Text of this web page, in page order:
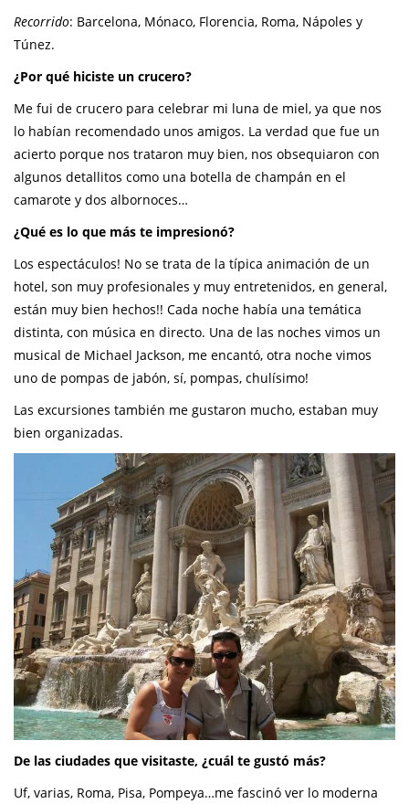
Recorrido: Barcelona, Mónaco, Florencia, Roma, Nápoles y
Túnez.
¿Por qué hiciste un crucero?
Me fui de crucero para celebrar mi luna de miel, ya que nos
lo habían recomendado unos amigos. La verdad que fue un
acierto porque nos trataron muy bien, nos obsequiaron con
algunos detallitos como una botella de champán en el
camarote y dos albornoces…
¿Qué es lo que más te impresionó?
Los espectáculos! No se trata de la típica animación de un
hotel, son muy profesionales y muy entretenidos, en general,
están muy bien hechos!! Cada noche había una temática
distinta, con música en directo. Una de las noches vimos un
musical de Michael Jackson, me encantó, otra noche vimos
uno de pompas de jabón, sí, pompas, chulísimo!
Las excursiones también me gustaron mucho, estaban muy
bien organizadas.
De las ciudades que visitaste, ¿cuál te gustó más?
Uf, varias, Roma, Pisa, Pompeya…me fascinó ver lo moderna